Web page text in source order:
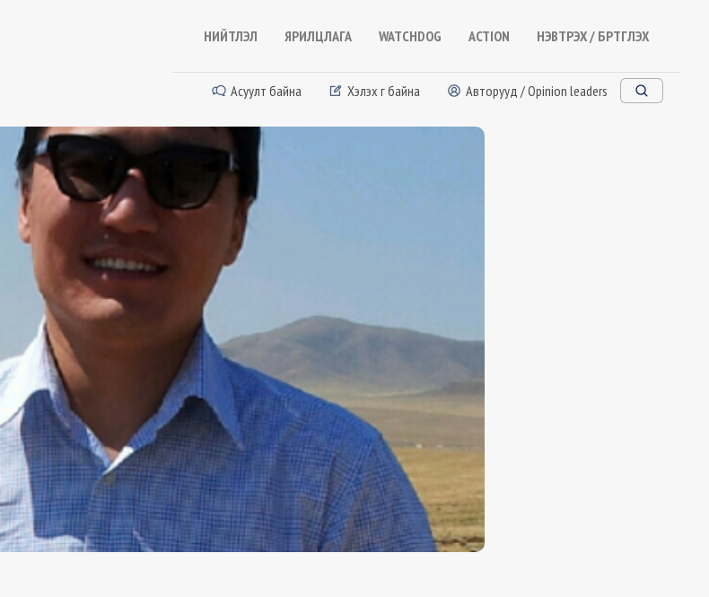
НИЙТЛЭЛ ЯРИЛЦЛАГА WATCHDOG ACTION НЭВТРЭХ / БҮРТГҮҮЛЭХ
Асуулт байна Хэлэх үг байна Авторууд / Opinion leaders